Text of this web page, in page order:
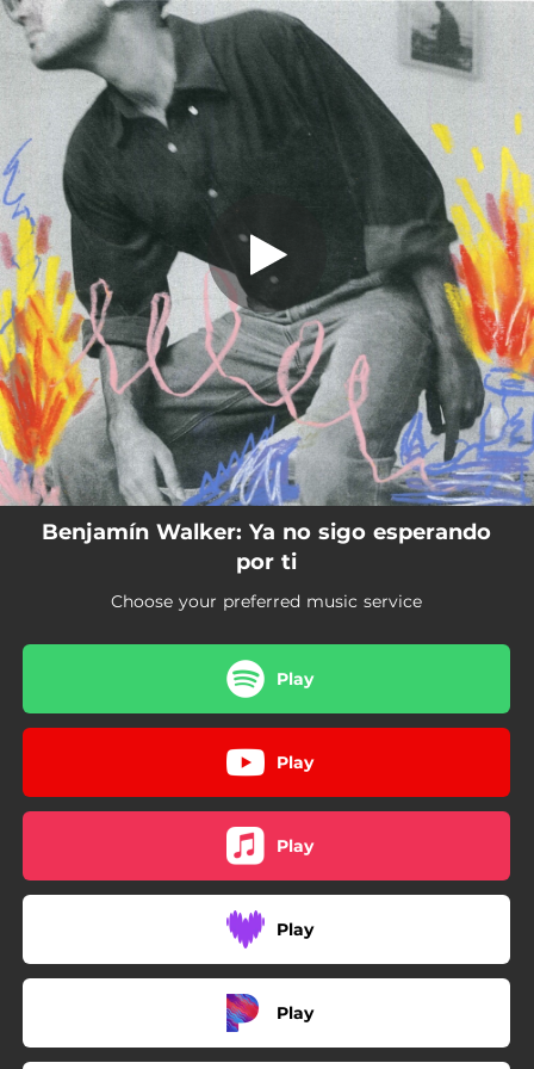
You're all set!
Ya No Sigo Esperando Por Ti
Ya No Sigo Esperando Por Ti
Benjamín Walker: Ya no sigo esperando
por ti
Choose your preferred music service
Play
Play
Play
Play
Play
.